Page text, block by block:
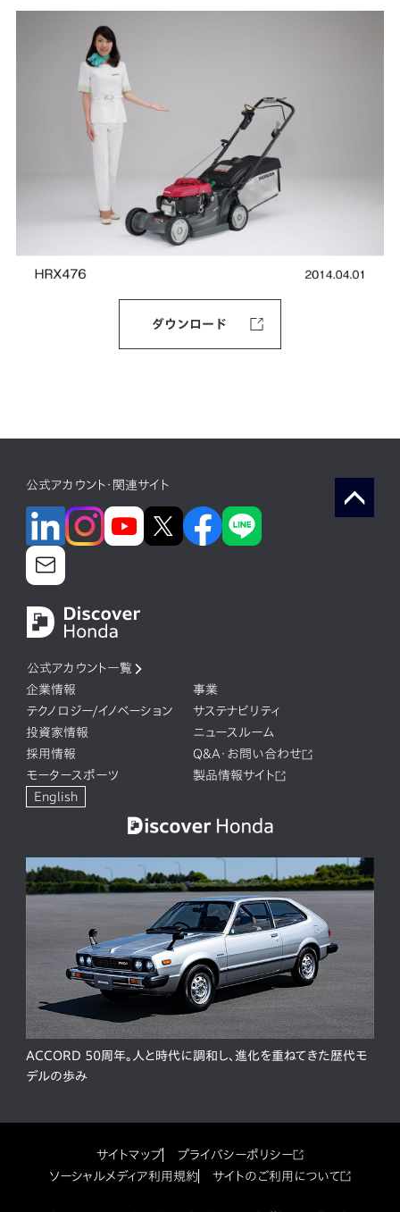
ダウンロード
公式アカウント・関連サイト
公式アカウント一覧
企業情報
事業
テクノロジー/イノベーション
サステナビリティ
投資家情報
ニュースルーム
採用情報
Q&A・お問い合わせ
モータースポーツ
製品情報サイト
English
ACCORD 50周年。人と時代に調和し、進化を重ねてきた歴代モ
デルの歩み
サイトマップ
プライバシーポリシー
ソーシャルメディア利用規約
サイトのご利用について